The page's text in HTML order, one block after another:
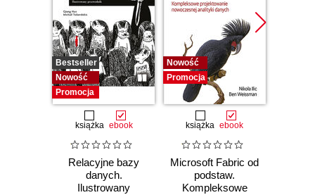
Bestseller
Nowość
Promocja
książka ebook
Relacyjne bazy
danych.
Ilustrowany
Nowość
Promocja
książka ebook
Microsoft Fabric od
podstaw.
Kompleksowe